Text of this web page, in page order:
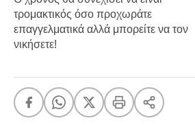
τρομακτικός όσο προχωράτε
επαγγελματικά αλλά μπορείτε να τον
νικήσετε!